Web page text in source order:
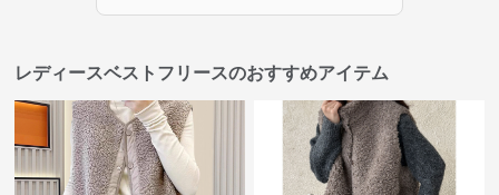
レディースベストフリースのおすすめアイテム